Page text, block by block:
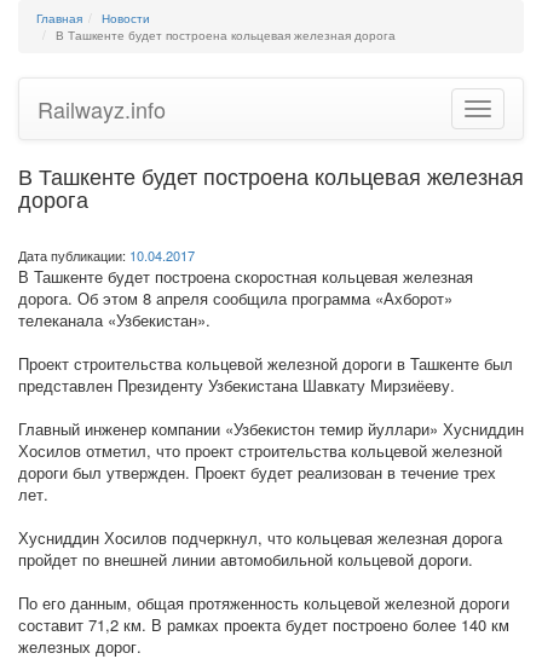
Главная
Новости
В Ташкенте будет построена кольцевая железная дорога
Toggle
Railwayz.info
В Ташкенте будет построена кольцевая железная
дорога
Дата публикации: 10.04.2017
В Ташкенте будет построена скоростная кольцевая железная
дорога. Об этом 8 апреля сообщила программа «Ахборот»
телеканала «Узбекистан».
Проект строительства кольцевой железной дороги в Ташкенте был
представлен Президенту Узбекистана Шавкату Мирзиёеву.
Главный инженер компании «Узбекистон темир йуллари» Хусниддин
Хосилов отметил, что проект строительства кольцевой железной
дороги был утвержден. Проект будет реализован в течение трех
лет.
Хусниддин Хосилов подчеркнул, что кольцевая железная дорога
пройдет по внешней линии автомобильной кольцевой дороги.
По его данным, общая протяженность кольцевой железной дороги
составит 71,2 км. В рамках проекта будет построено более 140 км
железных дорог.